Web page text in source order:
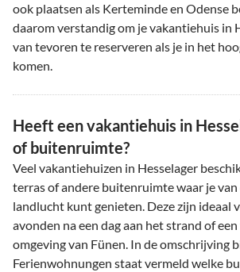
ook plaatsen als Kerteminde en Odense
daarom verstandig om je vakantiehuis in
van tevoren te reserveren als je in het
komen.
Heeft een vakantiehuis in
of buitenruimte?
Veel vakantiehuizen in Hesselager
terras of andere buitenruimte waar je van
landlucht kunt genieten. Deze zijn ideaal
avonden na een dag aan het strand of
omgeving van Fünen. In de omschrijving
Ferienwohnungen staat vermeld welke